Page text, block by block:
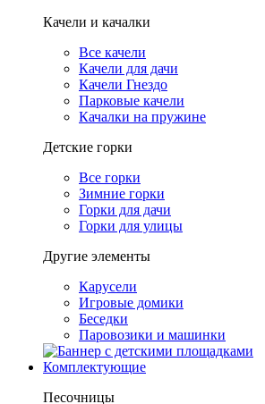
Качели и качалки
Все качели
Качели для дачи
Качели Гнездо
Парковые качели
Качалки на пружине
Детские горки
Все горки
Зимние горки
Горки для дачи
Горки для улицы
Другие элементы
Карусели
Игровые домики
Беседки
Паровозики и машинки
Комплектующие
Песочницы